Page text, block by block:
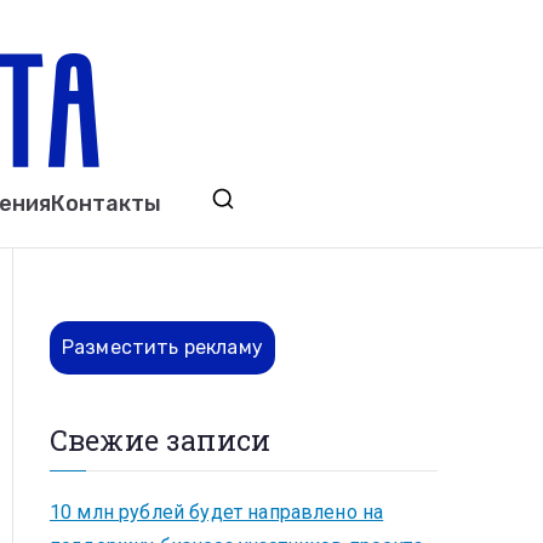
Выкса. Муром. Кулебаки. Навашино,
Контакты
Разместить рекламу
Свежие записи
10 млн рублей будет направлено на